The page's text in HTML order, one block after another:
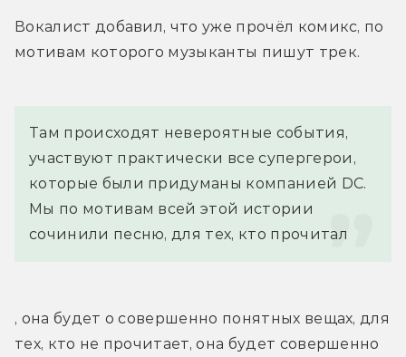
Вокалист добавил, что уже прочёл комикс, по
мотивам которого музыканты пишут трек.
Там происходят невероятные события,
участвуют практически все супергерои,
которые были придуманы компанией DC.
Мы по мотивам всей этой истории
сочинили песню, для тех, кто прочитал
, она будет о совершенно понятных вещах, для
тех, кто не прочитает, она будет совершенно